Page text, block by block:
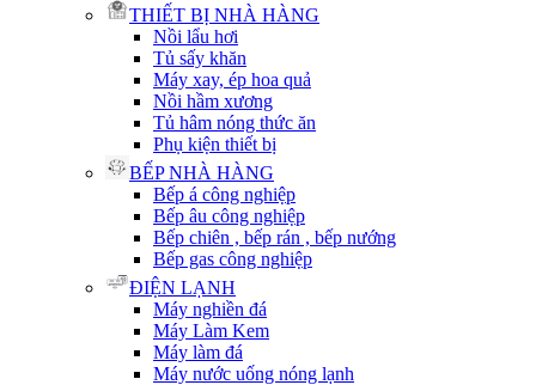
THIẾT BỊ NHÀ HÀNG
Nồi lẩu hơi
Tủ sấy khăn
Máy xay, ép hoa quả
Nồi hầm xương
Tủ hâm nóng thức ăn
Phụ kiện thiết bị
BẾP NHÀ HÀNG
Bếp á công nghiệp
Bếp âu công nghiệp
Bếp chiên , bếp rán , bếp nướng
Bếp gas công nghiệp
ĐIỆN LẠNH
Máy nghiền đá
Máy Làm Kem
Máy làm đá
Máy nước uống nóng lạnh